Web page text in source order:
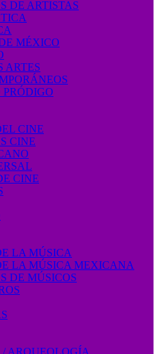
DE ARTISTAS
MÉXICO
ARTES
PRÓDIGO
CINE
CINE
CINE
LA MÚSICA
LA MÚSICA MEXICANA
DE MÚSICOS
ARQUEOLOGÍA